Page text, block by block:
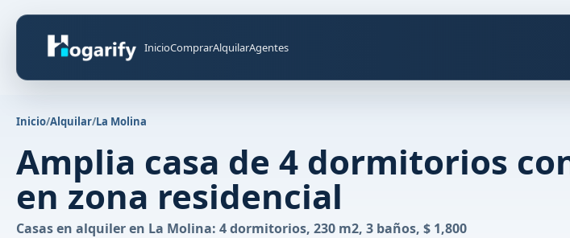
InicioComprarAlquilarAgentes
Inicio/Alquilar/La Molina
Amplia casa de 4 dormitorios
en zona residencial
Casas en alquiler en La Molina: 4 dormitorios, 230 m2, 3 baños, $ 1,800